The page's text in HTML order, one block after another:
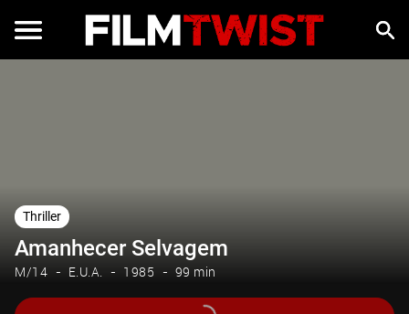
Thriller
Amanhecer Selvagem
M/14 E.U.A. 1985 99 min